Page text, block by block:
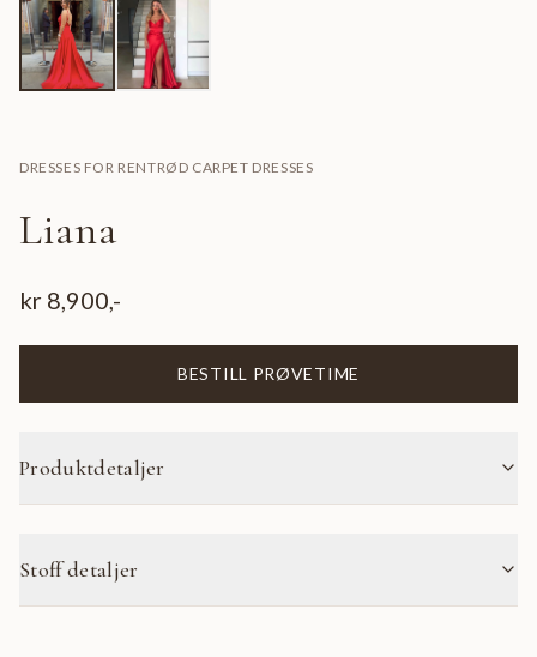
DRESSES FOR RENTRØD CARPET DRESSES
Liana
kr 8,900,-
BESTILL PRØVETIME
Produktdetaljer
Stoff detaljer